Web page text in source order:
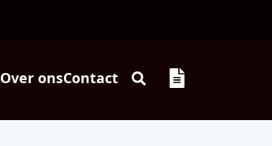
Over onsContact